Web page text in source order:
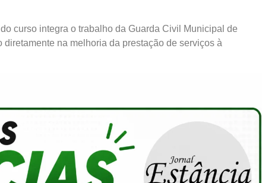
curso integra o trabalho da Guarda Civil Municipal de
na melhoria da prestação de serviços à